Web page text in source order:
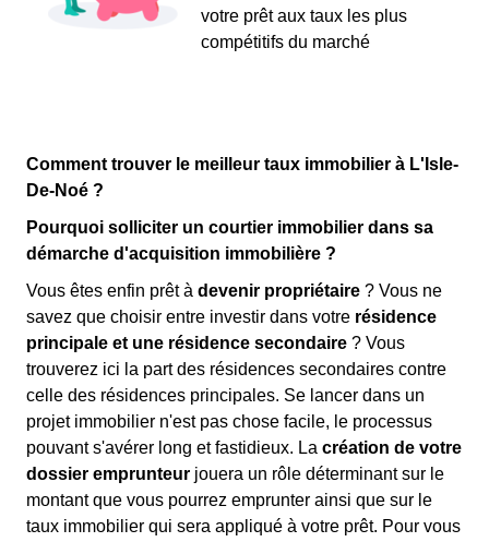
votre prêt aux taux les plus
compétitifs du marché
Comment trouver le meilleur taux immobilier à L'Isle-
De-Noé ?
Pourquoi solliciter un courtier immobilier dans sa
démarche d'acquisition immobilière ?
Vous êtes enfin prêt à devenir propriétaire ? Vous ne
savez que choisir entre investir dans votre résidence
principale et une résidence secondaire ? Vous
trouverez ici la part des résidences secondaires contre
celle des résidences principales. Se lancer dans un
projet immobilier n'est pas chose facile, le processus
pouvant s'avérer long et fastidieux. La création de votre
dossier emprunteur jouera un rôle déterminant sur le
montant que vous pourrez emprunter ainsi que sur le
taux immobilier qui sera appliqué à votre prêt. Pour vous